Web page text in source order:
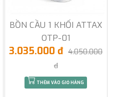
BỒN CẦU 1 KHỐI ATTAX
OTP-01
3.035.000 đ 4.050.000
đ
THÊM VÀO GIỎ HÀNG